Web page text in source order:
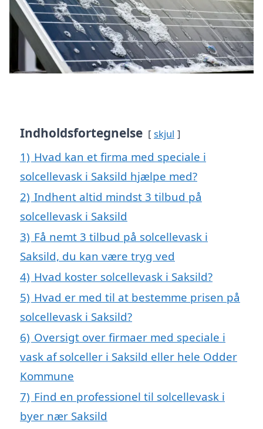
Indholdsfortegnelse skjul
1) Hvad kan et firma med speciale i
solcellevask i Saksild hjælpe med?
2) Indhent altid mindst 3 tilbud på
solcellevask i Saksild
3) Få nemt 3 tilbud på solcellevask i
Saksild, du kan være tryg ved
4) Hvad koster solcellevask i Saksild?
5) Hvad er med til at bestemme prisen på
solcellevask i Saksild?
6) Oversigt over firmaer med speciale i
vask af solceller i Saksild eller hele Odder
Kommune
7) Find en professionel til solcellevask i
byer nær Saksild